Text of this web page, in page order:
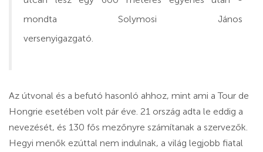
mondta Solymosi János
versenyigazgató.
Az útvonal és a befutó hasonló ahhoz, mint ami a Tour de
Hongrie esetében volt pár éve. 21 ország adta le eddig a
nevezését, és 130 fős mezőnyre számítanak a szervezők.
Hegyi menők ezúttal nem indulnak, a világ legjobb fiatal